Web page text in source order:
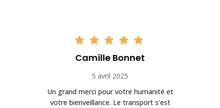
Camille Bonnet
5 avril 2025
Un grand merci pour votre humanité et
votre bienveillance. Le transport s'est